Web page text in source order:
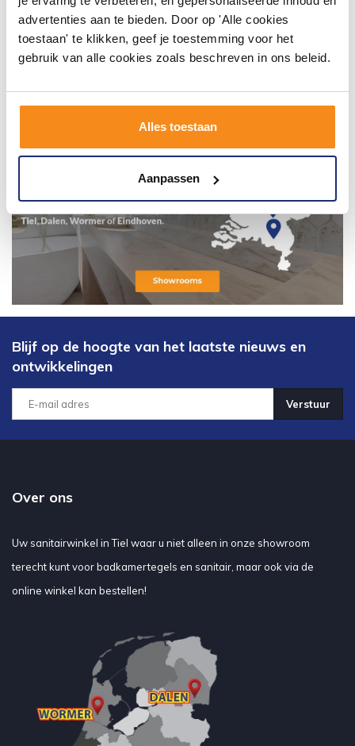
advertenties aan te bieden. Door op 'Alle cookies
toestaan' te klikken, geef je toestemming voor het
gebruik van alle cookies zoals beschreven in ons beleid.
Alles toestaan
Aanpassen
Blijf op de hoogte van het laatste nieuws en
ontwikkelingen
Verstuur
Over ons
Uw sanitairwinkel in Tiel waar u niet alleen in onze showroom
terecht kunt voor badkamertegels en sanitair, maar ook via de
online winkel kan bestellen!